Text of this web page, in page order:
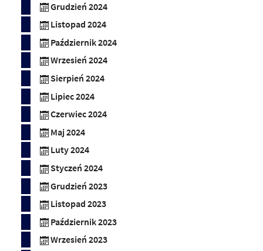
Grudzień 2024
Listopad 2024
Październik 2024
Wrzesień 2024
Sierpień 2024
Lipiec 2024
Czerwiec 2024
Maj 2024
Luty 2024
Styczeń 2024
Grudzień 2023
Listopad 2023
Październik 2023
Wrzesień 2023